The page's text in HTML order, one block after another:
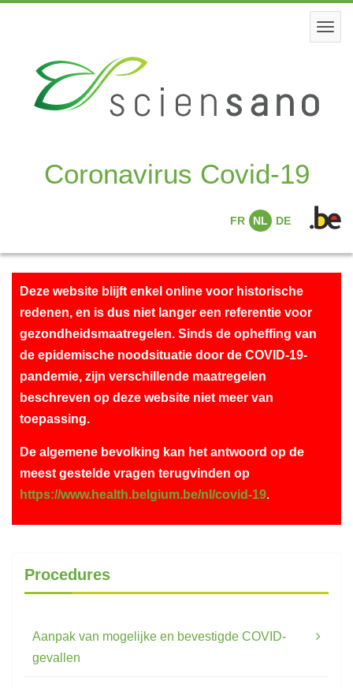
content
Coronavirus Covid-19
FR NL DE
Deze website blijft enkel online voor historische
redenen, en is dus niet langer een referentie voor
gezondheidsmaatregelen. Sinds de opheffing van
de epidemische noodsituatie door de COVID-19-
pandemie, zijn verschillende maatregelen
beschreven op deze website niet meer van
toepassing.
De algemene bevolking kan het antwoord op de
meest gestelde vragen terugvinden op
https://www.health.belgium.be/nl/covid-19.
Procedures
Aanpak van mogelijke en bevestigde COVID-
gevallen